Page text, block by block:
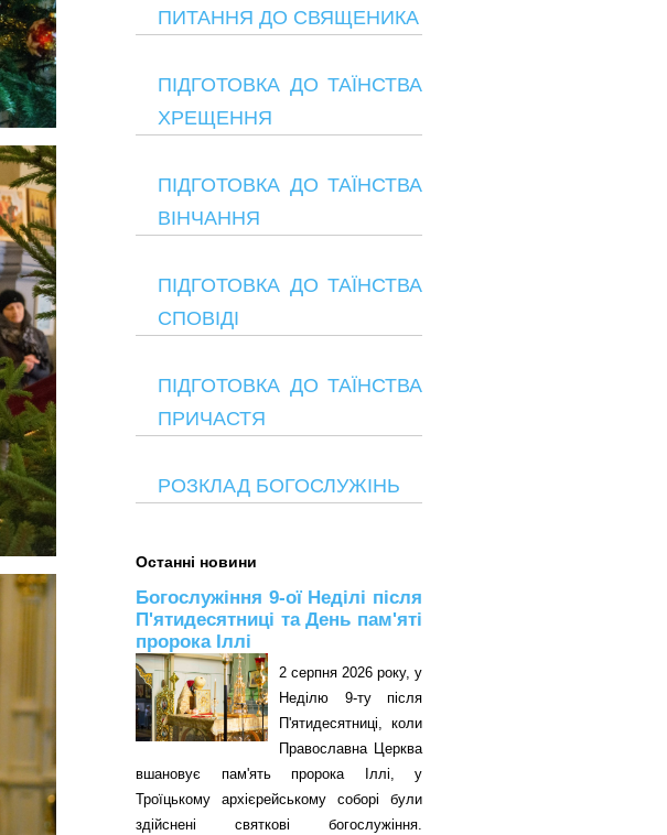
ПИТАННЯ ДО СВЯЩЕНИКА
ПІДГОТОВКА ДО ТАЇНСТВА
ХРЕЩЕННЯ
ПІДГОТОВКА ДО ТАЇНСТВА
ВІНЧАННЯ
ПІДГОТОВКА ДО ТАЇНСТВА
СПОВІДІ
ПІДГОТОВКА ДО ТАЇНСТВА
ПРИЧАСТЯ
РОЗКЛАД БОГОСЛУЖІНЬ
Останні новини
Богослужіння 9-ої Неділі після
П'ятидесятниці та День пам'яті
пророка Іллі
2 серпня 2026 року, у
Неділю 9-ту після
П'ятидесятниці, коли
Православна Церква
вшановує пам'ять пророка Іллі, у
Троїцькому архієрейському соборі були
здійснені святкові богослужіння.